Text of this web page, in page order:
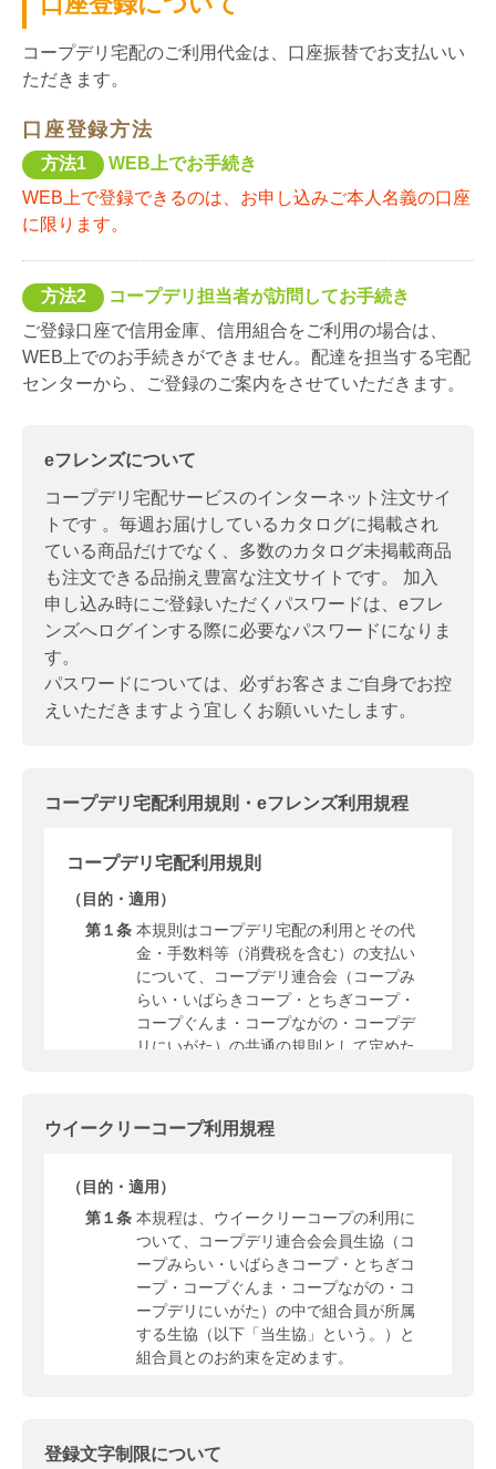
コープデリ宅配のご利用代金は、口座振替でお支払いい
ただきます。
口座登録方法
方法1
WEB上でお手続き
WEB上で登録できるのは、お申し込みご本人名義の口座
に限ります。
方法2
コープデリ担当者が訪問してお手続き
ご登録口座で信用金庫、信用組合をご利用の場合は、
WEB上でのお手続きができません。配達を担当する宅配
センターから、ご登録のご案内をさせていただきます。
eフレンズについて
コープデリ宅配サービスのインターネット注文サイ
トです 。毎週お届けしているカタログに掲載され
ている商品だけでなく、多数のカタログ未掲載商品
も注文できる品揃え豊富な注文サイトです。 加入
申し込み時にご登録いただくパスワードは、eフレ
ンズへログインする際に必要なパスワードになりま
す。
パスワードについては、必ずお客さまご自身でお控
えいただきますよう宜しくお願いいたします。
コープデリ宅配利用規則・eフレンズ利用規程
コープデリ宅配利用規則
（目的・適用）
第１条 本規則はコープデリ宅配の利用とその代
金・手数料等（消費税を含む）の支払い
について、コープデリ連合会（コープみ
らい・いばらきコープ・とちぎコープ・
コープぐんま・コープながの・コープデ
リにいがた）の共通の規則として定めた
プ（法人等員外利用含む）・デイリーコ
ープ・指定日お届けコープ・ダイレクト
組合員が所属する生協（以下、「当生
協」という。）のコープデリ宅配を利用
する組合員は、本規則の内容を確認・同
意の上、申し込むものとします。その内
容の詳細については、利用形態に応じて
別途定める規程（以下、「利用形態ごと
の規程」という。）にもとづきます。
当生協が提供する店舗・共済・その他の
「利用のご案内」、当生協の規程および
ウイークリーコープ利用規程
（目的・適用）
第１条 本規程は、ウイークリーコープの利用に
ついて、コープデリ連合会会員生協（コ
ープみらい・いばらきコープ・とちぎコ
ープ・コープぐんま・コープながの・コ
ープデリにいがた）の中で組合員が所属
する生協（以下「当生協」という。）と
組合員とのお約束を定めます。
登録文字制限について